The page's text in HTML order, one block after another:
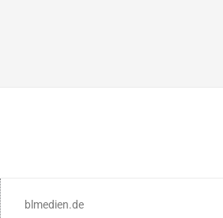
blmedien.de